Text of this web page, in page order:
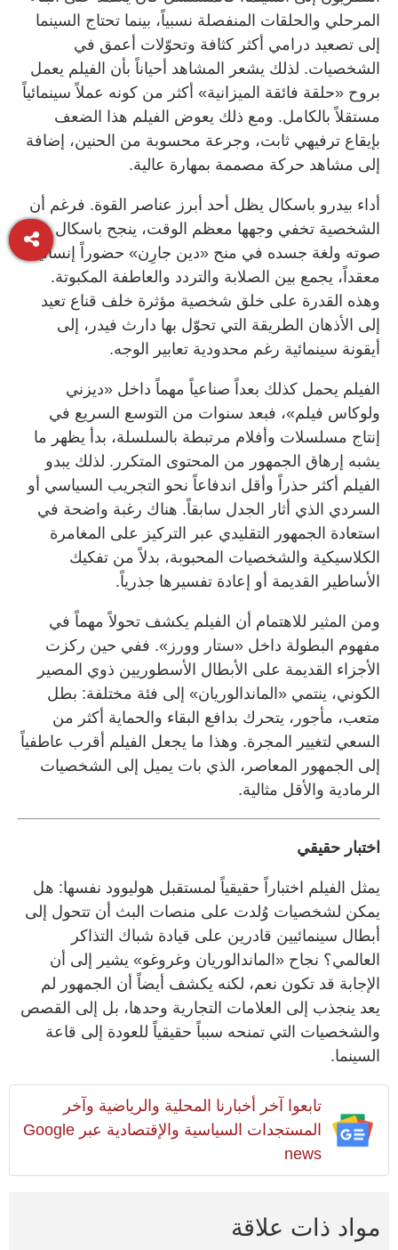
المرحلي والحلقات المنفصلة نسبياً، بينما تحتاج السينما
إلى تصعيد درامي أكثر كثافة وتحوّلات أعمق في
الشخصيات. لذلك يشعر المشاهد أحياناً بأن الفيلم يعمل
بروح «حلقة فائقة الميزانية» أكثر من كونه عملاً سينمائياً
مستقلاً بالكامل. ومع ذلك يعوض الفيلم هذا الضعف
بإيقاع ترفيهي ثابت، وجرعة محسوبة من الحنين، إضافة
إلى مشاهد حركة مصممة بمهارة عالية.
أداء بيدرو باسكال يظل أحد أبرز عناصر القوة. فرغم أن
الشخصية تخفي وجهها معظم الوقت، ينجح باسكال عبر
صوته ولغة جسده في منح «دين جارِن» حضوراً إنسانياً
معقداً، يجمع بين الصلابة والتردد والعاطفة المكبوتة.
وهذه القدرة على خلق شخصية مؤثرة خلف قناع تعيد
إلى الأذهان الطريقة التي تحوّل بها دارث فيدر، إلى
أيقونة سينمائية رغم محدودية تعابير الوجه.
الفيلم يحمل كذلك بعداً صناعياً مهماً داخل «ديزني
ولوكاس فيلم»، فبعد سنوات من التوسع السريع في
إنتاج مسلسلات وأفلام مرتبطة بالسلسلة، بدأ يظهر ما
يشبه إرهاق الجمهور من المحتوى المتكرر. لذلك يبدو
الفيلم أكثر حذراً وأقل اندفاعاً نحو التجريب السياسي أو
السردي الذي أثار الجدل سابقاً. هناك رغبة واضحة في
استعادة الجمهور التقليدي عبر التركيز على المغامرة
الكلاسيكية والشخصيات المحبوبة، بدلاً من تفكيك
الأساطير القديمة أو إعادة تفسيرها جذرياً.
ومن المثير للاهتمام أن الفيلم يكشف تحولاً مهماً في
مفهوم البطولة داخل «ستار وورز». ففي حين ركزت
الأجزاء القديمة على الأبطال الأسطوريين ذوي المصير
الكوني، ينتمي «الماندالوريان» إلى فئة مختلفة: بطل
متعب، مأجور، يتحرك بدافع البقاء والحماية أكثر من
السعي لتغيير المجرة. وهذا ما يجعل الفيلم أقرب عاطفياً
إلى الجمهور المعاصر، الذي بات يميل إلى الشخصيات
الرمادية والأقل مثالية.
اختبار حقيقي
يمثل الفيلم اختباراً حقيقياً لمستقبل هوليوود نفسها: هل
يمكن لشخصيات وُلدت على منصات البث أن تتحول إلى
أبطال سينمائيين قادرين على قيادة شباك التذاكر
العالمي؟ نجاح «الماندالوريان وغروغو» يشير إلى أن
الإجابة قد تكون نعم، لكنه يكشف أيضاً أن الجمهور لم
يعد ينجذب إلى العلامات التجارية وحدها، بل إلى القصص
والشخصيات التي تمنحه سبباً حقيقياً للعودة إلى قاعة
السينما.
تابعوا آخر أخبارنا المحلية والرياضية وآخر
المستجدات السياسية والإقتصادية عبر Google
news
مواد ذات علاقة